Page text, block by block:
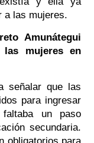
a las mujeres.
Amunátegui
las mujeres en
señalar que las
para ingresar
un paso
secundaria.